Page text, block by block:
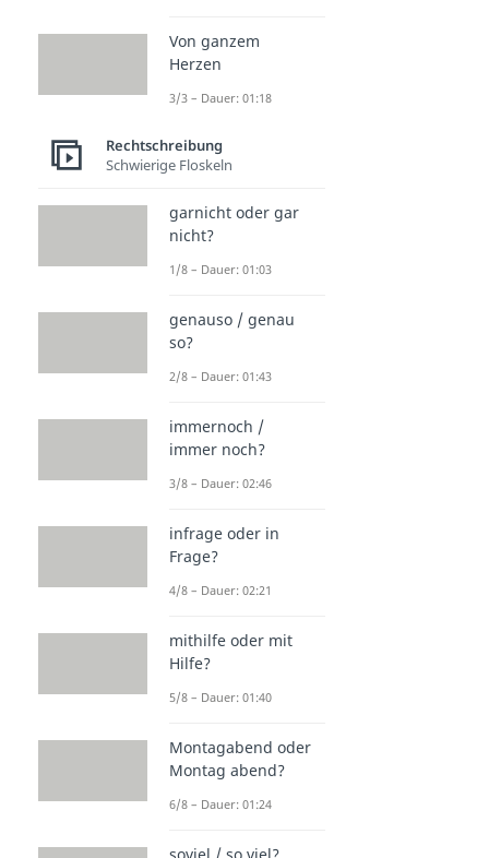
Von ganzem
Herzen
3/3 – Dauer: 01:18
Rechtschreibung
Schwierige Floskeln
garnicht oder gar
nicht?
1/8 – Dauer: 01:03
genauso / genau
so?
2/8 – Dauer: 01:43
immernoch /
immer noch?
3/8 – Dauer: 02:46
infrage oder in
Frage?
4/8 – Dauer: 02:21
mithilfe oder mit
Hilfe?
5/8 – Dauer: 01:40
Montagabend oder
Montag abend?
6/8 – Dauer: 01:24